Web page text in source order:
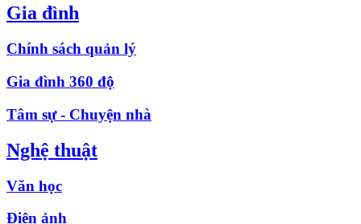
Gia đình
Chính sách quản lý
Gia đình 360 độ
Tâm sự - Chuyện nhà
Nghệ thuật
Văn học
Điện ảnh